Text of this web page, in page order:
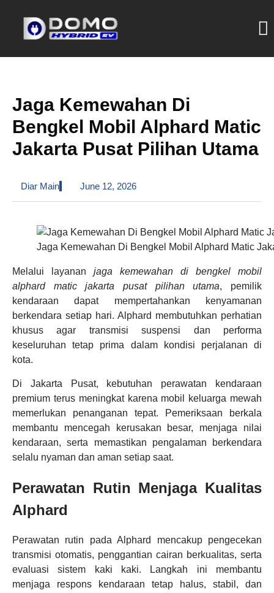
Jaga Kemewahan Di
Bengkel Mobil Alphard Matic
Jakarta Pusat Pilihan Utama
Diar Main June 12, 2026
Jaga Kemewahan Di Bengkel Mobil Alphard Matic
Melalui layanan jaga kemewahan di bengkel mobil
alphard matic jakarta pusat pilihan utama, pemilik
kendaraan dapat mempertahankan kenyamanan
berkendara setiap hari. Alphard membutuhkan perhatian
khusus agar transmisi suspensi dan performa
keseluruhan tetap prima dalam kondisi perjalanan di
kota.
Di Jakarta Pusat, kebutuhan perawatan kendaraan
premium terus meningkat karena mobil keluarga mewah
memerlukan penanganan tepat. Pemeriksaan berkala
membantu mencegah kerusakan besar, menjaga nilai
kendaraan, serta memastikan pengalaman berkendara
selalu nyaman dan aman setiap saat.
Perawatan Rutin Menjaga Kualitas
Alphard
Perawatan rutin pada Alphard mencakup pengecekan
transmisi otomatis, penggantian cairan berkualitas, serta
evaluasi sistem kaki kaki. Langkah ini membantu
menjaga respons kendaraan tetap halus, stabil, dan